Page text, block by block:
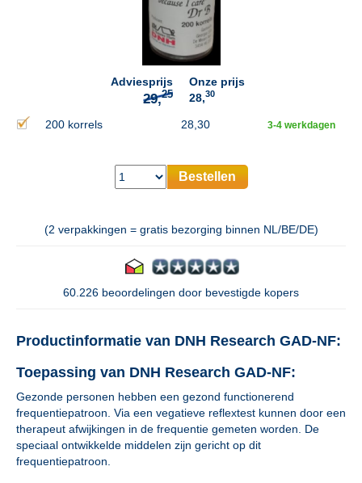
Adviesprijs
Onze prijs
28,30
200 korrels 28,30 3-4 werkdagen
Bestellen
(2 verpakkingen = gratis bezorging binnen NL/BE/DE)
60.226 beoordelingen door bevestigde kopers
Productinformatie van DNH Research GAD-NF:
Toepassing van DNH Research GAD-NF:
Gezonde personen hebben een gezond functionerend
frequentiepatroon. Via een vegatieve reflextest kunnen door een
therapeut afwijkingen in de frequentie gemeten worden. De
speciaal ontwikkelde middelen zijn gericht op dit
frequentiepatroon.